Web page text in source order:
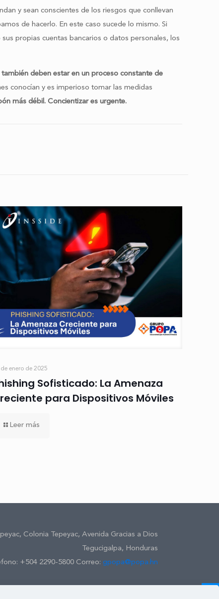
y sean conscientes de los riesgos que conllevan
de hacerlo. En este caso sucede lo mismo. Si
propias cuentas bancarios o datos personales, los
deben estar en un proceso constante de
conocían y es imperioso tomar las medidas
más débil. Concientizar es urgente.
enero de 2025
Sofisticado: La Amenaza
para Dispositivos Móviles
Leer más
Colonia Tepeyac, Avenida Gracias a Dios
Tegucigalpa, Honduras
+504 2290-5800 Correo: gpopa@popa.hn